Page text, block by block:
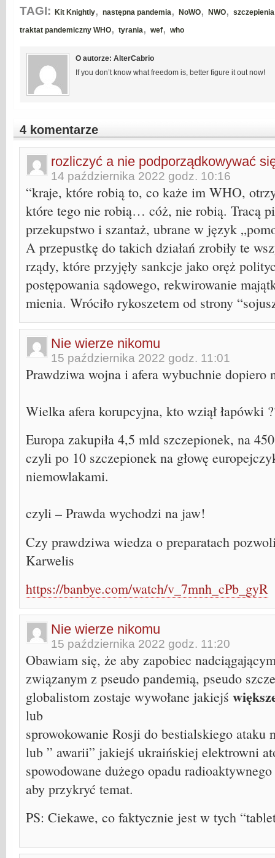
TAGI: Kit Knightly, następna pandemia , NoWO, NWO, szczepienia
traktat pandemiczny WHO, tyrania , wef, who
O autorze: AlterCabrio
If you don’t know what freedom is, better figure it out now!
4 komentarze
rozliczyć a nie podporządkowywać
14 października 2022 godz. 10:16
“kraje, które robią to, co każe im WHO,
które tego nie robią… cóż, nie robią. Tracą
przekupstwo i szantaż, ubrane w język
A przepustkę do takich działań zrobiły te
rządy, które przyjęły sankcje jako oręż
postępowania sądowego, rekwirowanie
mienia. Wróciło rykoszetem od strony
Nie wierze nikomu
15 października 2022 godz. 11:01
Prawdziwa wojna i afera wybuchnie dopiero
Wielka afera korupcyjna, kto wziął łapówki
Europa zakupiła 4,5 mld szczepionek, na
czyli po 10 szczepionek na głowę
niemowlakami.
czyli – Prawda wychodzi na jaw!
Czy prawdziwa wiedza o preparatach
Karwelis
https://banbye.com/watch/v_7mnh_cPb_gyR
Nie wierze nikomu
15 października 2022 godz. 11:20
Obawiam się, że aby zapobiec
związanym z pseudo pandemią, pseudo
globalistom zostaje wywołane jakiejś
lub
sprowokowanie Rosji do bestialskiego ataku
lub ” awarii” jakiejś ukraińskiej elektrowni
spowodowane dużego opadu
aby przykryć temat.
PS: Ciekawe, co faktycznie jest w tych